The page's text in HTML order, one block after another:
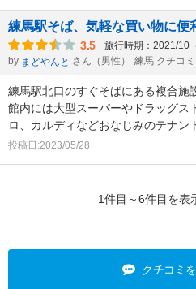
練馬駅そば、気軽な買い物に便
3.5 旅行時期：2021/10
by まどやんと さん（男性） 練馬 クチコ
練馬駅北口のすぐそばにある複合施
館内には大型スーパーやドラッグス
ロ、カルディなどおなじみのテナン
投稿日:2023/05/28
1件目～6件目を表
クチコミ